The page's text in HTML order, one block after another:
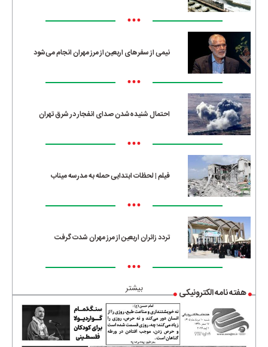
•••
نیمی از سفرهای اربعین از مرز مهران انجام می‌شود
•••
احتمال شنیده‌شدن صدای انفجار در شرق تهران
•••
فیلم | لحظات ابتدایی حمله به مدرسه میناب
•••
تردد زائران اربعین از مرز مهران شدت گرفت
•••
بیشتر هفته نامه الکترونیکی